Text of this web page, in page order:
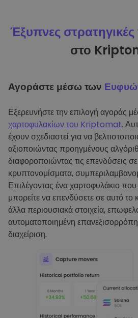
Έξυπνες στρατηγικές
στο
Αγοράστε μέσω των
Εξερευνήστε την επιλογή αγοράς
χαρτοφυλακίων του Kriptomat.
έχουν σχεδιαστεί για να
αξιοποιώντας προηγμένους
διαφοροποιώντας τις επενδύσεις
κρυπτονομίσματα,
Επιλέγοντας ένα χαρτοφυλάκιο που
μπορείτε να επενδύσετε σε αυτό το
άλλα περιουσιακά στοιχεία,
αυτοματοποιημένη
διαχείριση.